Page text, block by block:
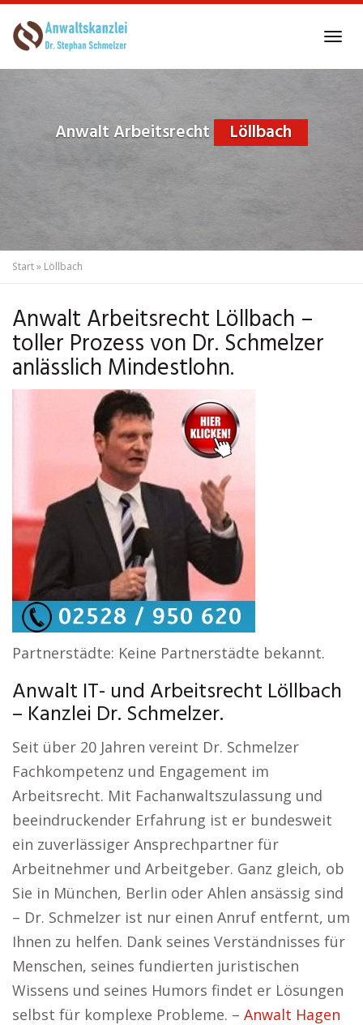
to
Anwalt Arbeitsrecht Löllbach
Start» Löllbach
Anwalt Arbeitsrecht Löllbach –
toller Prozess von Dr. Schmelzer
anlässlich Mindestlohn.
Partnerstädte: Keine Partnerstädte bekannt.
Anwalt IT- und Arbeitsrecht Löllbach
– Kanzlei Dr. Schmelzer.
Seit über 20 Jahren vereint Dr. Schmelzer
Fachkompetenz und Engagement im
Arbeitsrecht. Mit Fachanwaltszulassung und
beeindruckender Erfahrung ist er bundesweit
ein zuverlässiger Ansprechpartner für
Arbeitnehmer und Arbeitgeber. Ganz gleich, ob
Sie in München, Berlin oder Ahlen ansässig sind
– Dr. Schmelzer ist nur einen Anruf entfernt, um
Ihnen zu helfen. Dank seines Verständnisses für
Menschen, seines fundierten juristischen
Wissens und seines Humors findet er Lösungen
selbst für komplexe Probleme. – Anwalt Hagen